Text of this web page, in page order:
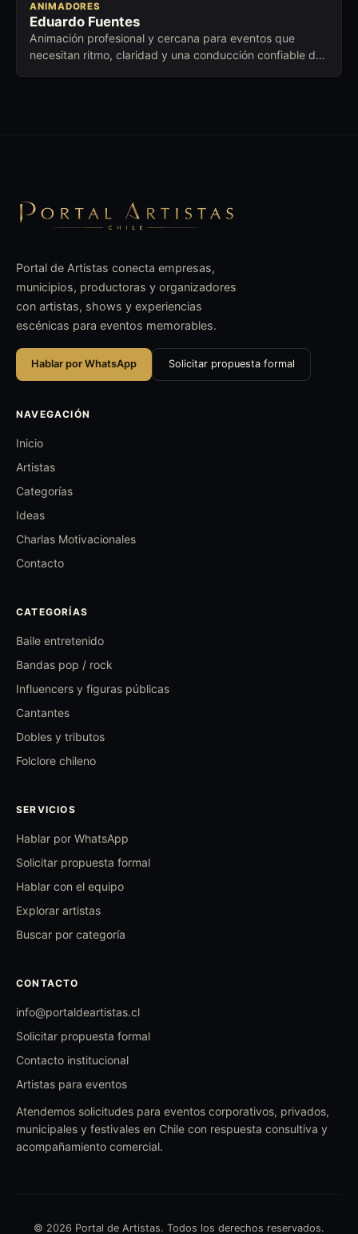
ANIMADORES
Eduardo Fuentes
Animación profesional y cercana para eventos que
necesitan ritmo, claridad y una conducción confiable de
Portal de Artistas conecta empresas,
municipios, productoras y organizadores
con artistas, shows y experiencias
escénicas para eventos memorables.
Hablar por WhatsApp Solicitar propuesta formal
NAVEGACIÓN
Inicio
Artistas
Categorías
Ideas
Charlas Motivacionales
Contacto
CATEGORÍAS
Baile entretenido
Bandas pop / rock
Influencers y figuras públicas
Cantantes
Dobles y tributos
Folclore chileno
SERVICIOS
Hablar por WhatsApp
Solicitar propuesta formal
Hablar con el equipo
Explorar artistas
Buscar por categoría
CONTACTO
info@portaldeartistas.cl
Solicitar propuesta formal
Contacto institucional
Artistas para eventos
Atendemos solicitudes para eventos corporativos, privados,
municipales y festivales en Chile con respuesta consultiva y
acompañamiento comercial.
© 2026 Portal de Artistas. Todos los derechos reservados.